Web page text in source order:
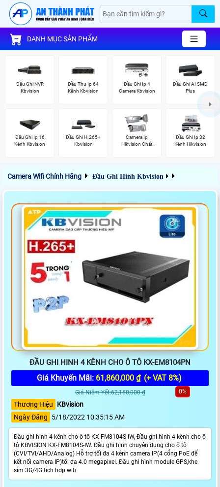
DANH MỤC SẢN PHẨM
Đầu Ghi NVR
Kbvision
Đầu Thu Ip 64
Kênh Kbvision
Đầu Ghi Ip 4
Camera Kbvision
Đầu Ghi AI SMD
Plus
Đầu Ghi Ip 16
Kênh Kbvision
Đầu Ghi H.265+
Kbvision
Camera Ip
Hikvision Chất
Đầu Ghi Ip 32
Kênh Hikvision
Camera Wifi Chính Hãng Đầu Ghi Hình Kbvision
ĐẦU GHI HINH 4 KÊNH CHO Ô TÔ KX-EM8104PN
Giá Khuyến Mãi: 61,860,000 ₫ (+ VAT 8%)
Giá Niêm Yết:62,160,000 ₫ 0%
Thương Hiệu
KBvision
Ngày Đăng
5/18/2022 10:35:15 AM
Đầu ghi hinh 4 kênh cho ô tô KX-FM8104S-IW, Đầu ghi hình 4 kênh cho ô
tô KBVISION KX-FM8104S-IW. Đầu ghi hinh chuyên dụng cho ô tô
(CVI/TVI/AHD/Analog) Hỗ trợ tối đa 4 kênh camera IP(4 cổng PoE để
kết nối camera IP)tối đa 4.0 megapixel. Đầu ghi hình module GPS,khe
sim 3G/4G tich hơp wifi